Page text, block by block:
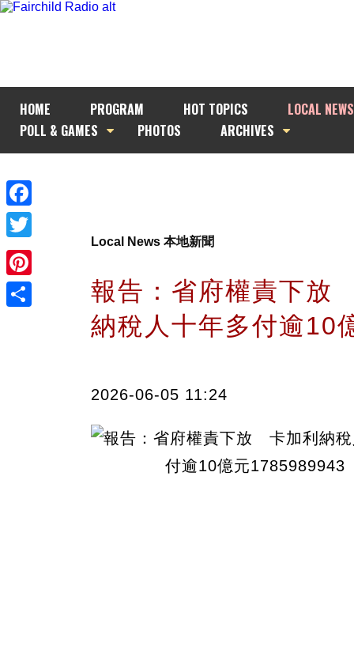
HOME PROGRAM HOT TOPICS
LOCAL NEWS
POLL & GAMES
PHOTOS ARCHIVES
Facebook
Twitter
Pinterest
Local News 本地新聞
報告：省府權責下
納稅人十年多付逾10
2026-06-05 11:24